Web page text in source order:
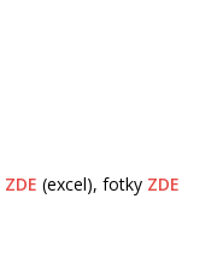
ZDE (excel), fotky ZDE